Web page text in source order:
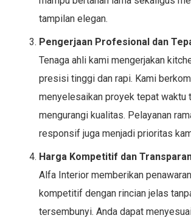
tampilan elegan.
Pengerjaan Profesional dan
Tenaga ahli kami mengerjakan
presisi tinggi dan rapi. Kami
menyelesaikan proyek tepat waktu
mengurangi kualitas. Pelayanan
responsif juga menjadi prioritas
Harga Kompetitif dan
Alfa Interior memberikan
kompetitif dengan rincian jelas
tersembunyi. Anda dapat